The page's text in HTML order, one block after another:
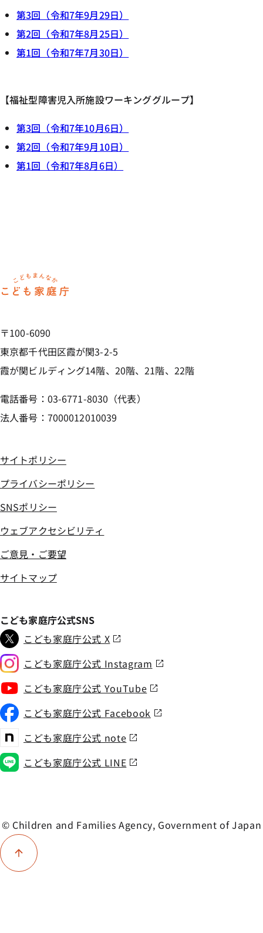
第3回（令和7年9月29日）
第2回（令和7年8月25日）
第1回（令和7年7月30日）
【福祉型障害児入所施設ワーキンググループ】
第3回（令和7年10月6日）
第2回（令和7年9月10日）
第1回（令和7年8月6日）
〒100-6090
東京都千代田区霞が関3-2-5
霞が関ビルディング14階、20階、21階、22階
電話番号：03-6771-8030（代表）
法人番号：7000012010039
サイトポリシー
プライバシーポリシー
SNSポリシー
ウェブアクセシビリティ
ご意見・ご要望
サイトマップ
こども家庭庁公式SNS
こども家庭庁公式 X
こども家庭庁公式 Instagram
こども家庭庁公式 YouTube
こども家庭庁公式 Facebook
こども家庭庁公式 note
こども家庭庁公式 LINE
© Children and Families Agency, Government of Japan